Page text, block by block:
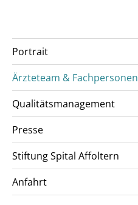
Portrait
Ärzteteam & Fachpersonen
Qualitätsmanagement
Presse
Stiftung Spital Affoltern
Anfahrt